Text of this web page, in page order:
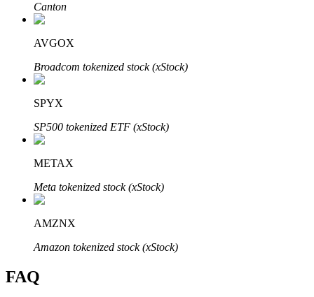
Partenaires Bitrue
Affiliés Bitrue
Jusqu'à 65 % de commissions !
Canton
AVGOX
Broadcom tokenized stock (xStock)
SPYX
SP500 tokenized ETF (xStock)
METAX
Meta tokenized stock (xStock)
AMZNX
Amazon tokenized stock (xStock)
FAQ